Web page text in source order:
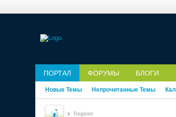
ПОРТАЛ ФОРУМЫ БЛОГИ
Новые Темы Непрочитанные Темы
Register